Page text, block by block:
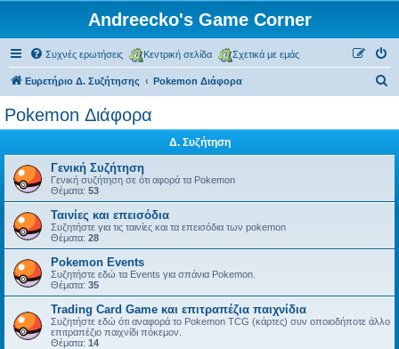
Andreecko's Game Corner
Συχνές ερωτήσεις Κεντρική σελίδα Σχετικά με εμάς
Ευρετήριο Δ. Συζήτησης Pokemon Διάφορα
η
Pokemon Διάφορα
Δ. Συζήτηση
Γενική Συζήτηση
Γενική συζήτηση σε ότι αφορά τα Pokemon
Θέματα: 53
Ταινίες και επεισόδια
Συζητήστε για τις ταινίες και τα επεισόδια των pokemon
Θέματα: 28
Pokemon Events
Συζητήστε εδώ τα Events για σπάνια Pokemon.
Θέματα: 35
Trading Card Game και επιτραπέζια παιχνίδια
Συζητήστε εδώ ότι αναφορά το Pokemon TCG (κάρτες) συν οποιοδήποτε άλλο
επιτραπέζιο παιχνίδι πόκεμον.
Θέματα: 14